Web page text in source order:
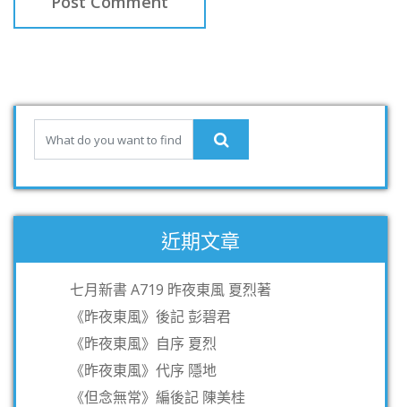
近期文章
七月新書 A719 昨夜東風 夏烈著
《昨夜東風》後記 彭碧君
《昨夜東風》自序 夏烈
《昨夜東風》代序 隱地
《但念無常》編後記 陳美桂